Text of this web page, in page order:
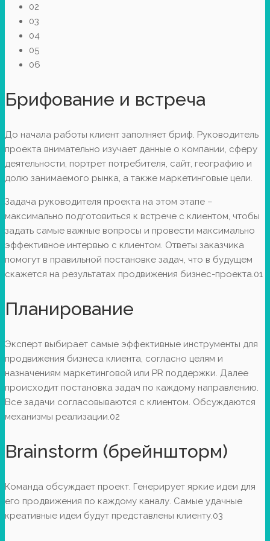
02
03
04
05
06
Брифование и встреча
До начала работы клиент заполняет бриф. Руководитель
проекта внимательно изучает данные о компании, сферу
деятельности, портрет потребителя, сайт, географию и
долю занимаемого рынка, а также маркетинговые цели.
Задача руководителя проекта на этом этапе –
максимально подготовиться к встрече с клиентом, чтобы
задать самые важные вопросы и провести максимально
эффективное интервью с клиентом. Ответы заказчика
помогут в правильной постановке задач, что в будущем
скажется на результатах продвижения бизнес-проекта.01
Планирование
Эксперт выбирает самые эффективные инструменты для
продвижения бизнеса клиента, согласно целям и
назначениям маркетинговой или PR поддержки. Далее
происходит постановка задач по каждому направлению.
Все задачи согласовываются с клиентом. Обсуждаются
механизмы реализации.02
Brainstorm (брейншторм)
Команда обсуждает проект. Генерирует яркие идеи для
его продвижения по каждому каналу. Самые удачные
креативные идеи будут представлены клиенту. 03